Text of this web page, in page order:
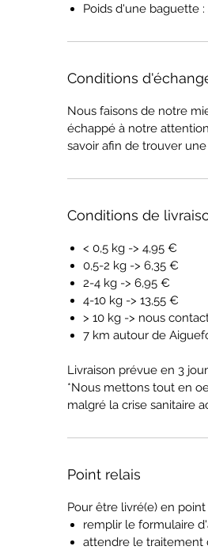
Poids d'une baguette :
Conditions
Nous faisons de notre
échappé à notre
savoir afin de trouver
Conditions de
< 0,5 kg -> 4,95 €
0,5-2 kg -> 6,35 €
2-4 kg -> 6,95 €
4-10 kg -> 13,55 €
> 10 kg -> nous
7 km autour de
Livraison prévue en 3
*Nous mettons tout en
malgré la crise sanitaire
Point relais
Pour être livré(e) en
remplir le formulaire
attendre le traitement